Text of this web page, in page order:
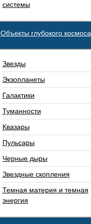
системы
Объекты глубокого космоса
Звезды
Экзопланеты
Галактики
Туманности
Квазары
Пульсары
Черные дыры
Звездные скопления
Темная материя и темная
энергия